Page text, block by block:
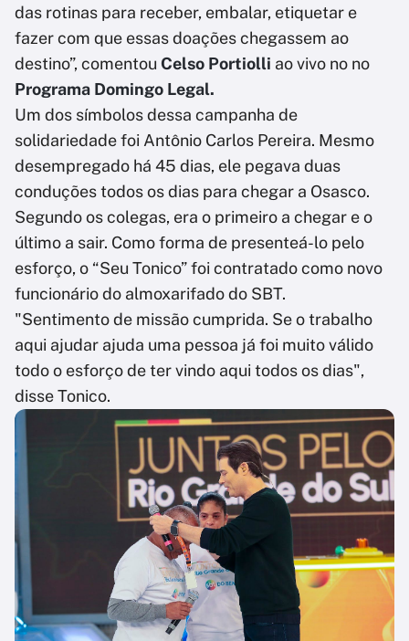
das rotinas para receber, embalar, etiquetar e
fazer com que essas doações chegassem ao
destino”, comentou Celso Portiolli ao vivo no no
Programa Domingo Legal.
Um dos símbolos dessa campanha de
solidariedade foi Antônio Carlos Pereira. Mesmo
desempregado há 45 dias, ele pegava duas
conduções todos os dias para chegar a Osasco.
Segundo os colegas, era o primeiro a chegar e o
último a sair. Como forma de presenteá-lo pelo
esforço, o “Seu Tonico” foi contratado como novo
funcionário do almoxarifado do SBT.
"Sentimento de missão cumprida. Se o trabalho
aqui ajudar ajuda uma pessoa já foi muito válido
todo o esforço de ter vindo aqui todos os dias",
disse Tonico.